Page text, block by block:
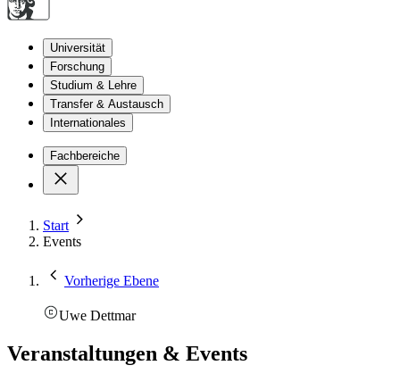
Universität
Forschung
Studium & Lehre
Transfer & Austausch
Internationales
Fachbereiche
Start
Events
Vorherige Ebene
Uwe Dettmar
Veranstaltungen & Events